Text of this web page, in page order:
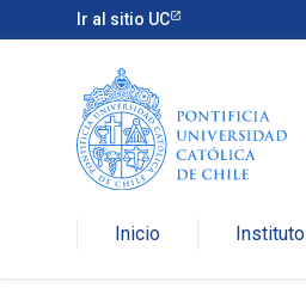
Ir al sitio UC
Inicio Instituto